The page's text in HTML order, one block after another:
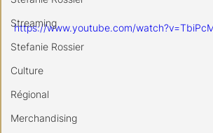
Streaming
Stefanie Rossier
Culture
Régional
Merchandising
https://www.youtube.com/